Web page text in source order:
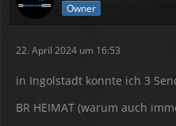
Owner
22. April 2024 um 16:53
in Ingolstadt konnte ich 3
BR HEIMAT (warum auch